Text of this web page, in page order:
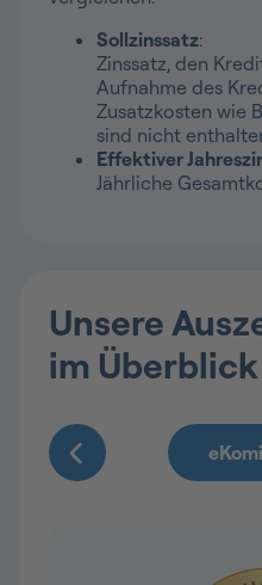
Sollzinssatz:
Zinssatz, den
Aufnahme des
Zusatzkosten wie
sind nicht
Effektiver
Jährliche
Unsere
im Überblick